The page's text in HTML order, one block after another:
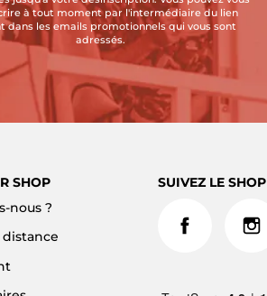
à tout moment par l'intermédiaire du lien
dans les emails promotionnels qui vous sont
adressés.
SHOP
nous ?
distance
SUIVEZ LE SHOP